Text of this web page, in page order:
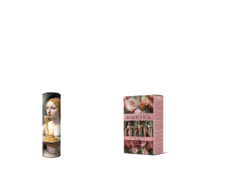
plusieurs
variations.
produit
plusieurs
variations.